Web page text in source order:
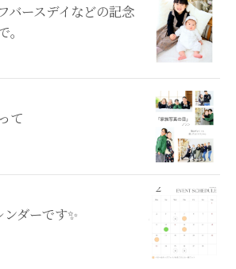
バースデイなどの記念
て
ダーです✨️